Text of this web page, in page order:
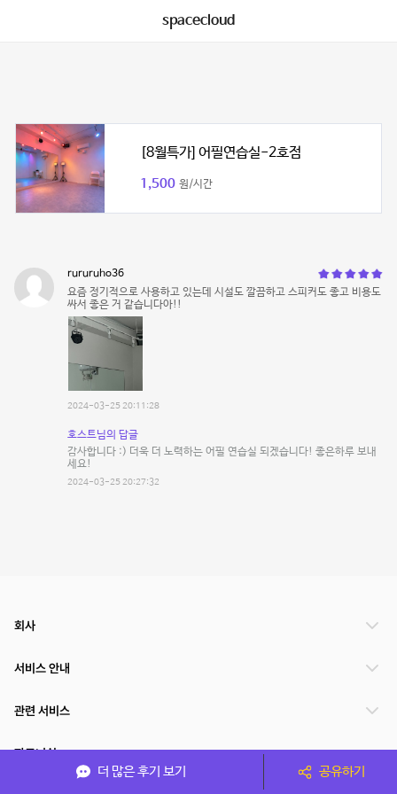
spacecloud
[8월특가] 어필연습실-2호점
1,500 원/시간
rururuho36
요즘 정기적으로 사용하고 있는데 시설도 깔끔하고 스피커도 좋고 비용도
싸서 좋은 거 같습니다아!!
2024-03-25 20:11:28
호스트님의 답글
감사합니다 :) 더욱 더 노력하는 어필 연습실 되겠습니다! 좋은하루 보내
세요!
2024-03-25 20:27:32
더 많은 후기 보기 공유하기
회사
서비스 안내
관련 서비스
파트너쉽